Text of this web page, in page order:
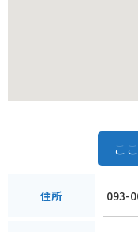
こ
住所 093-